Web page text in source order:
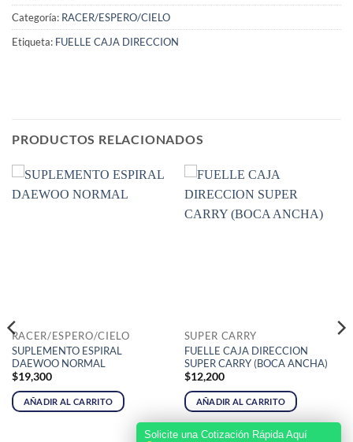
Categoría: RACER/ESPERO/CIELO
Etiqueta: FUELLE CAJA DIRECCION
PRODUCTOS RELACIONADOS
RACER/ESPERO/CIELO
SUPLEMENTO ESPIRAL
DAEWOO NORMAL
$19,300
AÑADIR AL CARRITO
SUPER CARRY
FUELLE CAJA DIRECCION
SUPER CARRY (BOCA ANCHA)
$12,200
AÑADIR AL CARRITO
Solicite una Cotización Rápida Aquí